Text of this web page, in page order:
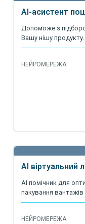
AI-асистент
Допоможе з
Вашу нішу продукту.
НЕЙРОМЕРЕЖА
AI віртуальний
AI помічник для
пакування
НЕЙРОМЕРЕЖА